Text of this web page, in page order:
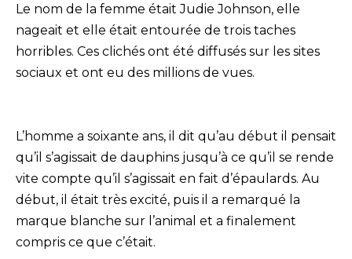
Le nom de la femme était Judie Johnson, elle
nageait et elle était entourée de trois taches
horribles. Ces clichés ont été diffusés sur les sites
sociaux et ont eu des millions de vues.
L’homme a soixante ans, il dit qu’au début il pensait
qu’il s’agissait de dauphins jusqu’à ce qu’il se rende
vite compte qu’il s’agissait en fait d’épaulards. Au
début, il était très excité, puis il a remarqué la
marque blanche sur l’animal et a finalement
compris ce que c’était.